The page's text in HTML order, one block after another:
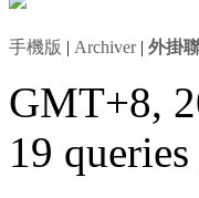
手機版 | Archiver| 外掛
GMT+8,
19